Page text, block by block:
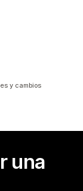
y cambios
una